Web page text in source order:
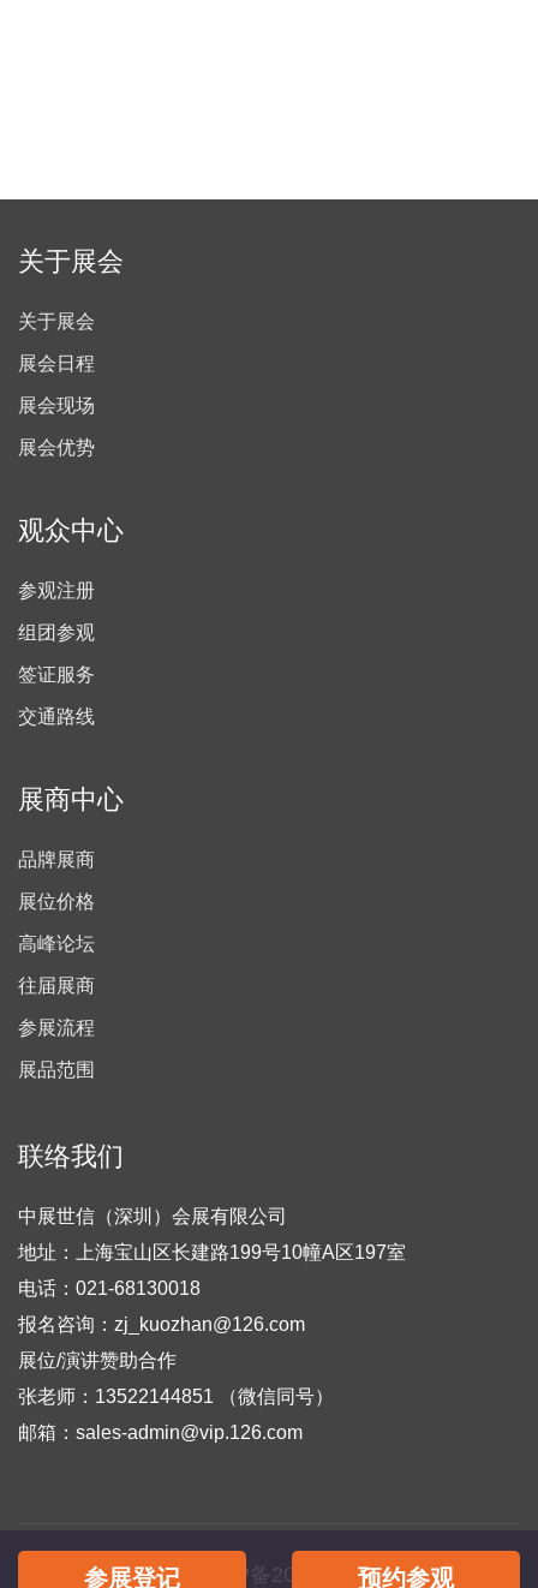
关于展会
关于展会
展会日程
展会现场
展会优势
观众中心
参观注册
组团参观
签证服务
交通路线
展商中心
品牌展商
展位价格
高峰论坛
往届展商
参展流程
展品范围
联络我们
中展世信（深圳）会展有限公司
地址：上海宝山区长建路199号10幢A区197室
电话：021-68130018
报名咨询：zj_kuozhan@126.com
展位/演讲赞助合作
张老师：13522144851 （微信同号）
邮箱：sales-admin@vip.126.com
备案号： 粤ICP备2022018403号-4
参展登记 预约参观